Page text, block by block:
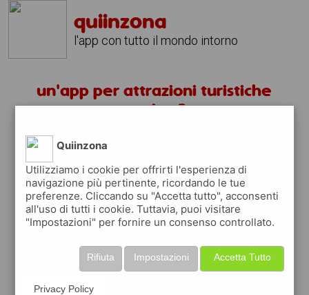
quiinzona
l'app con tutto il mondo intorno
un'app per attrazioni turistiche
corsico ?
scarica gratis app
quiinzona è una app
gratuita
che ti aiuta se cerchi 'un'app per
premia ogni volta che la usi
raccogli punti da convertire inbuoni sconto
Quiinzona
Utilizziamo i cookie per offrirti l'esperienza di
navigazione più pertinente, ricordando le tue
preferenze. Cliccando su "Accetta tutto", acconsenti
all'uso di tutti i cookie. Tuttavia, puoi visitare
"Impostazioni" per fornire un consenso controllato.
Accetta Tutto
Impostazioni
Rifiuta
Privacy Policy